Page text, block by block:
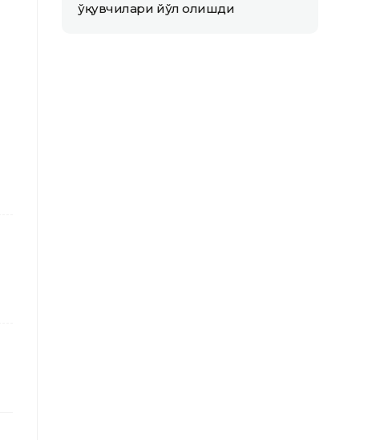
ўқувчилари йўл олишди